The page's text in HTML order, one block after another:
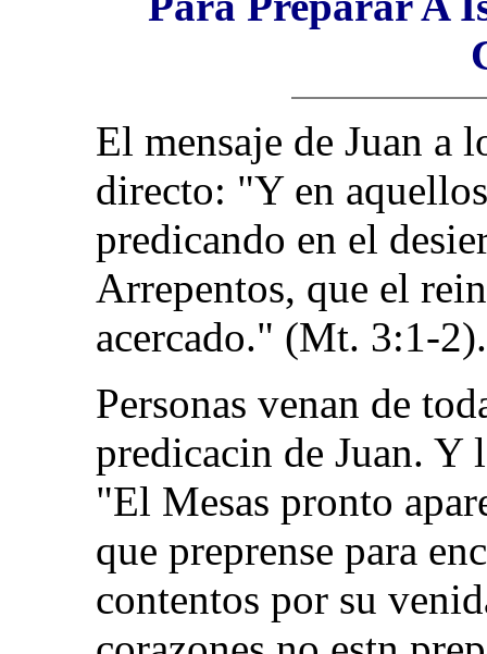
El mensaje de Juan a
directo: "Y en
predicando en el
Arrepentos, que el
acercado." (Mt. 3:1-2).
Personas venan de
predicacin de Juan.
"El Mesas pronto
que preprense para
contentos por su